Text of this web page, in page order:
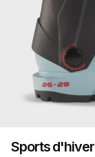
Sports d'hiver